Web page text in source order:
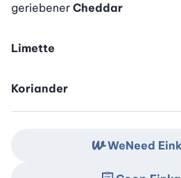
geriebener Cheddar
Limette
Koriander
WeNeed